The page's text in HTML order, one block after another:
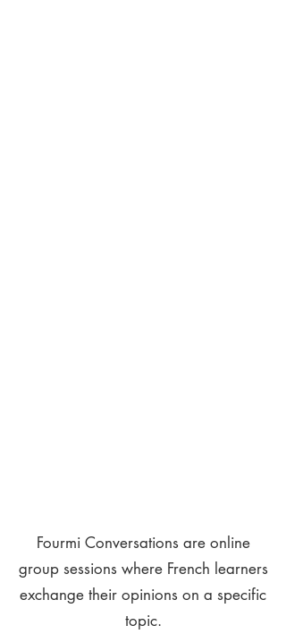
Fourmi Conversations are online
group sessions where French learners
exchange their opinions on a specific
topic.